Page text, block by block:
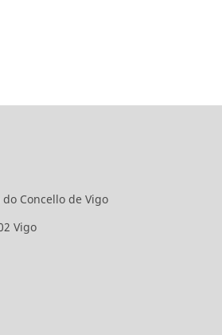
Concello de Vigo
Vigo